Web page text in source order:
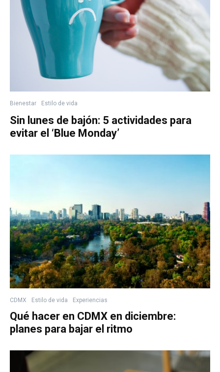
Bienestar Estilo de vida
Sin lunes de bajón: 5 actividades para
evitar el ‘Blue Monday’
CDMX Estilo de vida Experiencias
Qué hacer en CDMX en diciembre:
planes para bajar el ritmo